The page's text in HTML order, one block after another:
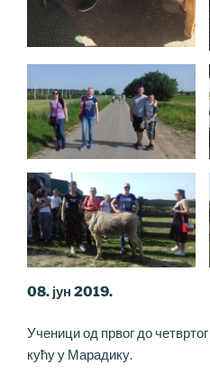
08. јун 2019.
Ученици од првог до
кућу у Марадику.